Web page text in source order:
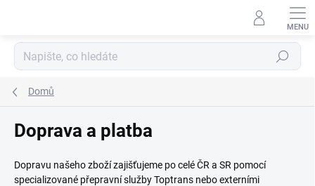
Hledat
Domů
Doprava a platba
Dopravu našeho zboží zajišťujeme po celé ČR a SR pomocí
specializované přepravní služby Toptrans nebo externími